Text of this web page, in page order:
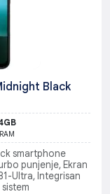
Black
RAM
smartphone
punjenje, Ekran
Ultra, Integrisan